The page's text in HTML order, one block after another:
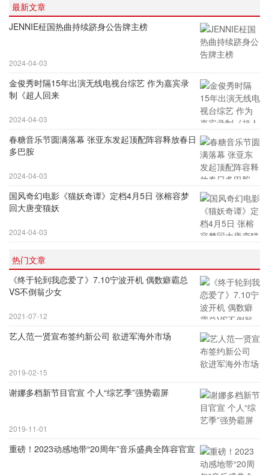
最新文章
JENNIE柾国热曲持续跻身公告牌主榜
2024-04-03
金俊秀时隔15年出演无线电视台综艺 作为嘉宾录
制《超人回来
2024-04-03
春糖音乐节圆满落幕 张亚东发起顶配阵容释放春日
多巴胺
2024-04-03
国风奇幻电影《猫妖奇谭》定档4月5日 张榕容梦
回大唐变猫妖
2024-04-03
热门文章
《终于轮到我恋爱了》7.10宁波开机 偶数癖霸总
VS不倒翁少女
2021-07-12
艺人范一贤宣布签约新公司 欲进军海外市场
2019-02-15
谢娜多档新节目官宣 个人“综艺季”强势霸屏
2019-11-01
重磅！2023动感地带“20周年”音乐盛典全阵容官宣